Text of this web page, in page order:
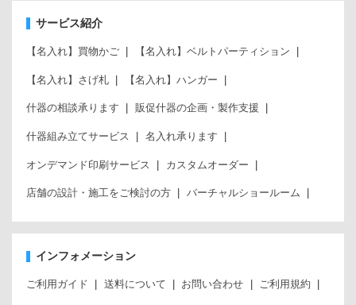
サービス紹介
【名入れ】買物かご 【名入れ】ベルトパーティション
【名入れ】さげ札 【名入れ】ハンガー
什器の相談承ります 販促什器の企画・製作支援
什器組み立てサービス 名入れ承ります
オンデマンド印刷サービス カスタムオーダー
店舗の設計・施工をご検討の方 バーチャルショールーム
インフォメーション
ご利用ガイド 送料について お問い合わせ ご利用規約